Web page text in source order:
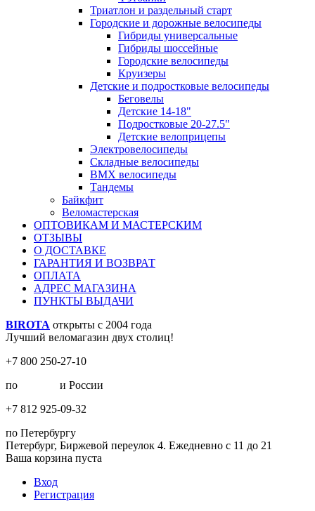
Триатлон и раздельный старт
Городские и дорожные велосипеды
Гибриды универсальные
Гибриды шоссейные
Городские велосипеды
Круизеры
Детские и подростковые велосипеды
Беговелы
Детские 14-18"
Подростковые 20-27.5"
Детские велоприцепы
Электровелосипеды
Складные велосипеды
BMX велосипеды
Тандемы
Байкфит
Веломастерская
ОПТОВИКАМ И МАСТЕРСКИМ
ОТЗЫВЫ
О ДОСТАВКЕ
ГАРАНТИЯ И ВОЗВРАТ
ОПЛАТА
АДРЕС МАГАЗИНА
ПУНКТЫ ВЫДАЧИ
BIROTA открыты с 2004 года
Лучший веломагазин двух столиц!
+7 800 250-27-10
по
и России
+7 812 925-09-32
по Петербургу
Петербург, Биржевой переулок 4. Ежедневно с 11 до 21
Ваша корзина пуста
Вход
Регистрация